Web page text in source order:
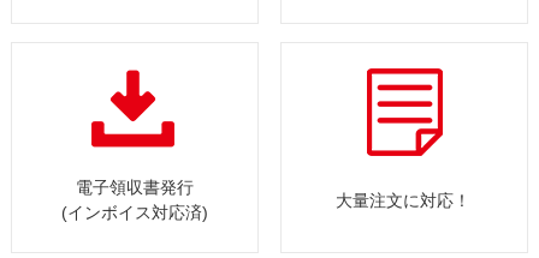
電子領収書発行
(インボイス対応済)
大量注文に対応！